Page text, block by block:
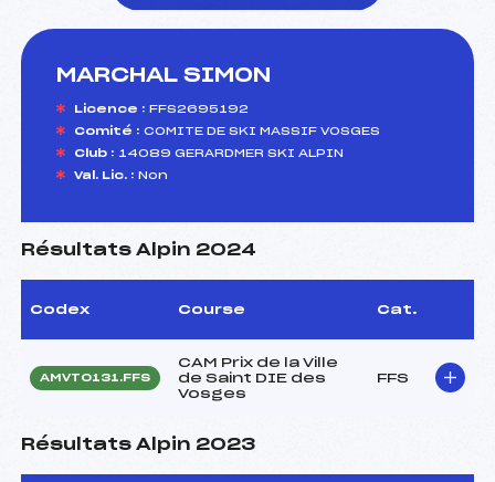
MARCHAL SIMON
Licence : FFS2695192
Comité : COMITE DE SKI MASSIF VOSGES
Club : 14089 GERARDMER SKI ALPIN
Val. Lic. : Non
Résultats Alpin 2024
Codex Course Cat.
AMVT0131.FFS
CAM Prix de la Ville
de Saint DIE des
Vosges
FFS
Résultats Alpin 2023